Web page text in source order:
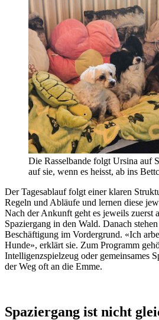
Die Rasselbande folgt Ursina auf
auf sie, wenn es heisst, ab ins
Der Tagesablauf folgt einer klaren
Regeln und Abläufe und lernen diese
Nach der Ankunft geht es jeweils zuerst
Spaziergang in den Wald. Danach
Beschäftigung im Vordergrund. «Ich
Hunde», erklärt sie. Zum Programm
Intelligenzspielzeug oder gemeinsames
der Weg oft an die Emme.
Spaziergang ist nicht